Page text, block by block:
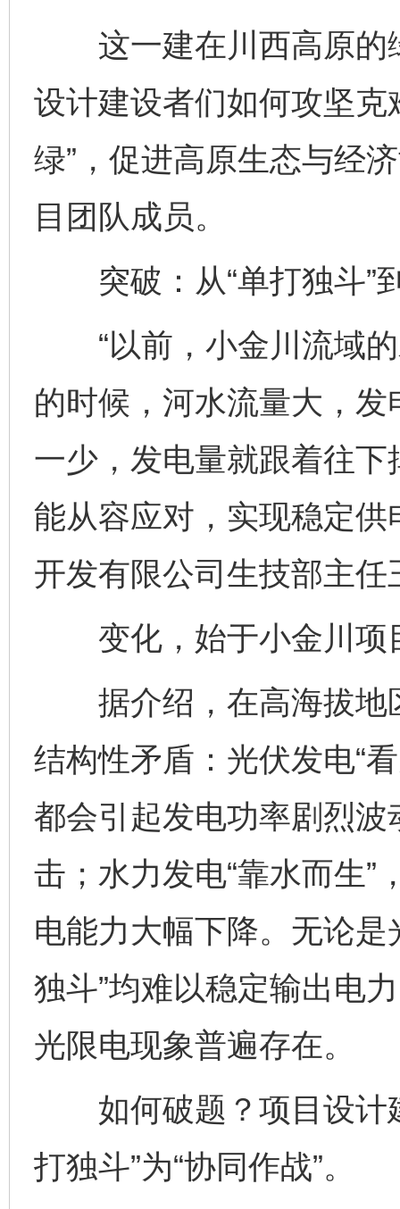
这一建在川西高原的
设计建设者们如何攻坚克
绿”，促进高原生态与经
目团队成员。
突破：从“单打独斗”到
“以前，小金川流域的
的时候，河水流量大，
一少，发电量就跟着往
能从容应对，实现稳定供
开发有限公司生技部主任
变化，始于小金川项
据介绍，在高海拔地
结构性矛盾：光伏发电“
都会引起发电功率剧烈
击；水力发电“靠水而生”
电能力大幅下降。无论
独斗”均难以稳定输出电
光限电现象普遍存在。
如何破题？项目设计
打独斗”为“协同作战”。